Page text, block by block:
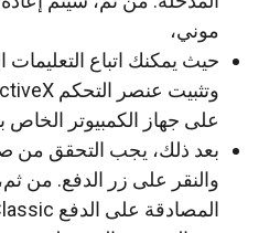
موني،
حيث يمكنك اتباع
على جهاز الكمبيوتر الخاص
بعد ذلك، يجب التحقق من
والنقر على زر الدفع. من